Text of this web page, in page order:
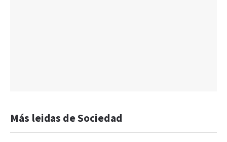
Más leidas de Sociedad